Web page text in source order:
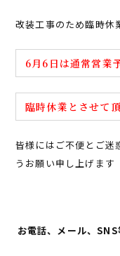
改装工事のため臨時休
6月6日は通常営業
臨時休業とさせて
皆様にはご不便とご迷
うお願い申し上げます
お電話、メール、